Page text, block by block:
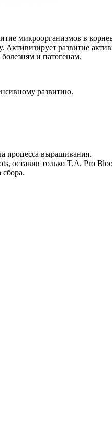
микроорганизмов в
развитие
и патогенам.
развитию.
процесса выращивания.
оставив только T.A. Pro